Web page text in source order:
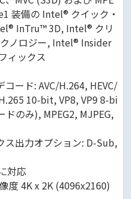
装備の Intel® クイック・
InTru™ 3D, Intel® クリ
ノロジー, Intel® Insider
ィックス
ード: AVC/H.264, HEVC/
10-bit, VP8, VP9 8-bi
のみ), MPEG2, MJPEG,
ス出力オプション: D-Sub,
対応
度 4K x 2K (4096x2160)